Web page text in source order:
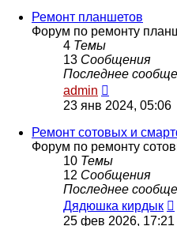
Ремонт планшетов
Форум по ремонту
4 Темы
13 Сообщения
Последнее
admin
к
последнему
сообщению
23 янв 2024, 05:06
Ремонт сотовых и
Форум по ремонту
10 Темы
12 Сообщения
Последнее
Дядюшка кирдык
25 фев 2026, 17:21